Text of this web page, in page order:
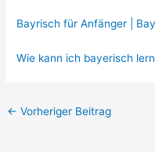
Bayrisch für Anfänger |
Wie kann ich bayerisch
← Vorheriger Beitrag